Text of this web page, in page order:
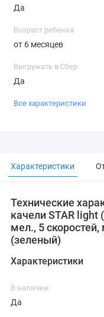
Да
Возраст ребенка
от 6 месяцев
Выгружать в Сбер
Да
Все характеристики
Характеристики
Технические
качели STAR light
мел., 5
(зеленый)
Характеристики
В наличии
Да